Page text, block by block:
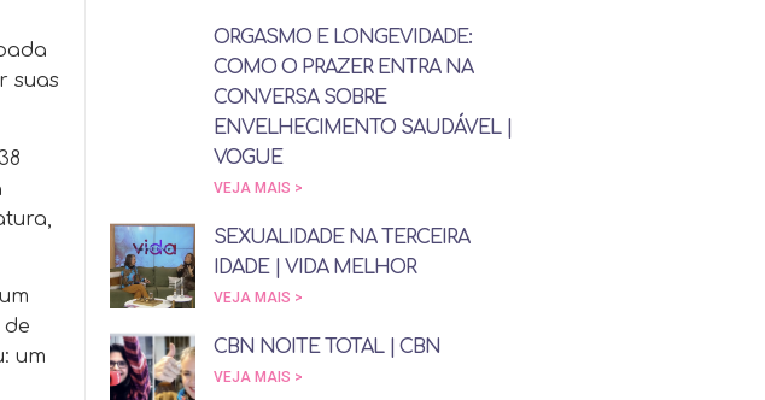
suas
um
ORGASMO E LONGEVIDADE:
COMO O PRAZER ENTRA NA
CONVERSA SOBRE
ENVELHECIMENTO SAUDÁVEL |
VOGUE
VEJA MAIS >
SEXUALIDADE NA TERCEIRA
IDADE | VIDA MELHOR
VEJA MAIS >
CBN NOITE TOTAL | CBN
VEJA MAIS >